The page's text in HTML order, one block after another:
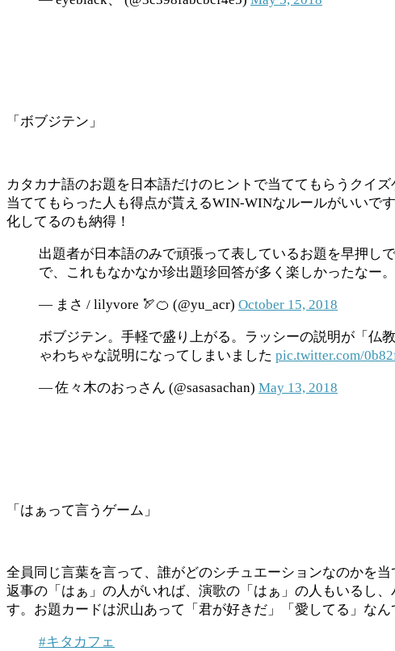
「ボブジテン」
カタカナ語のお題を日本語だけのヒントで当ててもらうクイ
当ててもらった人も得点が貰えるWIN-WINなルールがいいで
化してるのも納得！
出題者が日本語のみで頑張って表しているお題を早押し
で、これもなかなか珍出題珍回答が多く楽しかったなー。
— まさ / lilyvore 🏹🍊 (@yu_acr) October 15, 2018
ボブジテン。手軽で盛り上がる。ラッシーの説明が「仏
ゃわちゃな説明になってしまいました pic.twitter.com/
— 佐々木のおっさん (@sasasachan) May 13, 2018
「はぁって言うゲーム」
全員同じ言葉を言って、誰がどのシチュエーションなのかを
返事の「はぁ」の人がいれば、演歌の「はぁ」の人もいるし
す。お題カードは沢山あって「君が好きだ」「愛してる」な
#キタカフェ